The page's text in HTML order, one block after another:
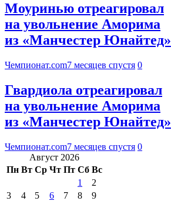
Моуринью отреагировал
на увольнение Аморима
из «Манчестер Юнайтед»
Чемпионат.com7 месяцев спустя 0
Гвардиола отреагировал
на увольнение Аморима
из «Манчестер Юнайтед»
Чемпионат.com7 месяцев спустя 0
Август 2026
Пн Вт Ср Чт Пт Сб Вс
1
2
3
4 5 6 7 8
9